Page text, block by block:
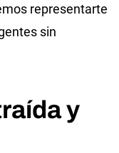
representarte
sin
y